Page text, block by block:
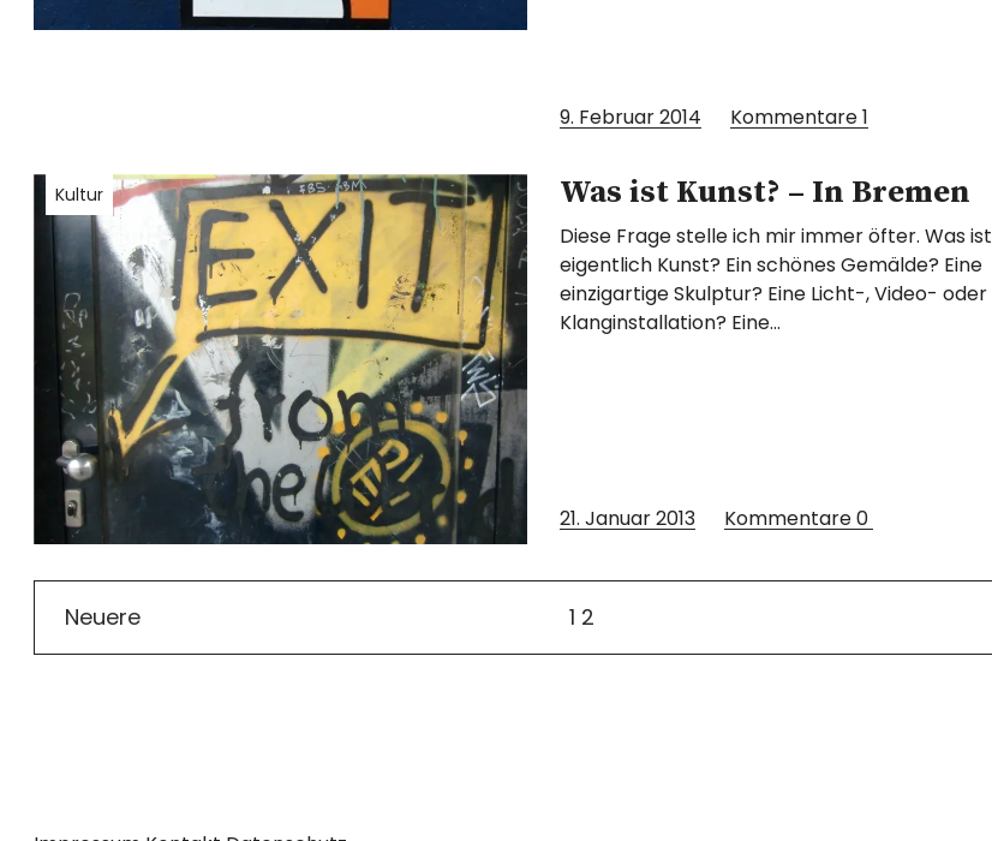
9. Februar 2014 Kommentare1
Kultur Was ist Kunst? – In Bremen
Diese Frage stelle ich mir immer öfter. Was ist
eigentlich Kunst? Ein schönes Gemälde? Eine
einzigartige Skulptur? Eine Licht-, Video- oder
Klanginstallation? Eine…
21. Januar 2013 Kommentare0
Neuere 1 2